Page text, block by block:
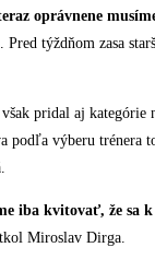
oprávnene
týždňom zasa
pridal aj kategórie
podľa výberu
iba kvitovať, že sa
Miroslav Dirga.